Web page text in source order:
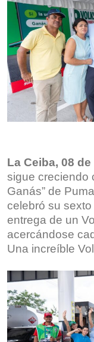
La Ceiba, 08
sigue creciendo
Ganás” de
celebró su
entrega de un
acercándose
Una increíble